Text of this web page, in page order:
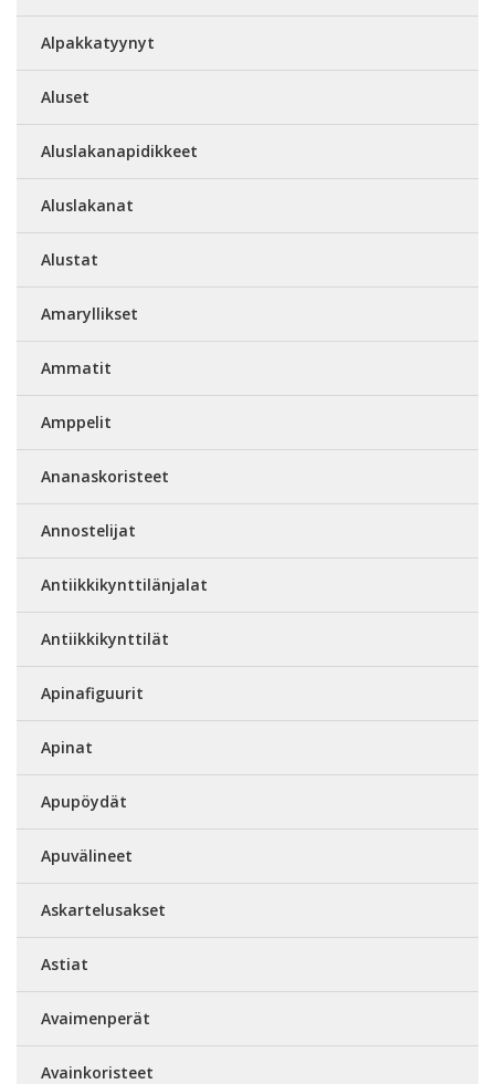
Alpakkatyynyt
Aluset
Aluslakanapidikkeet
Aluslakanat
Alustat
Amaryllikset
Ammatit
Amppelit
Ananaskoristeet
Annostelijat
Antiikkikynttilänjalat
Antiikkikynttilät
Apinafiguurit
Apinat
Apupöydät
Apuvälineet
Askartelusakset
Astiat
Avaimenperät
Avainkoristeet